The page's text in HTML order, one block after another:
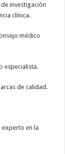
investigación
clínica.
médico
especialista.
de calidad.
experto en la